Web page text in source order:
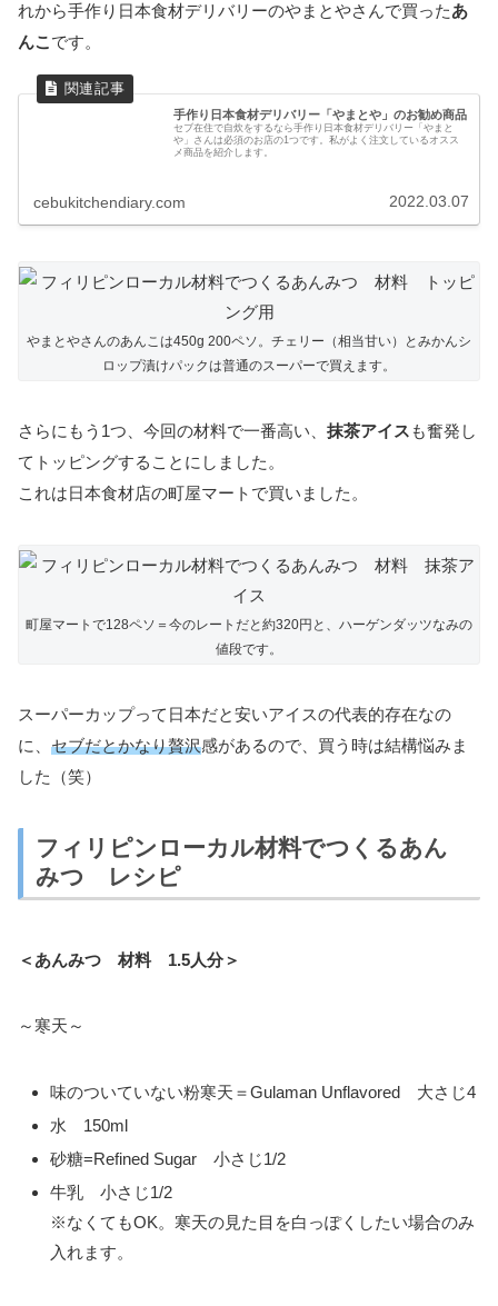
れから手作り日本食材デリバリーのやまとやさんで買ったあ
んこです。
手作り日本食材デリバリー「やまとや」のお勧め商品
セブ在住で自炊をするなら手作り日本食材デリバリー「やまと
や」さんは必須のお店の1つです。私がよく注文しているオスス
メ商品を紹介します。
cebukitchendiary.com 2022.03.07
やまとやさんのあんこは450g 200ペソ。チェリー（相当甘い）とみかんシ
ロップ漬けパックは普通のスーパーで買えます。
さらにもう1つ、今回の材料で一番高い、 抹茶アイス も奮発し
てトッピングすることにしました。
これは日本食材店の町屋マートで買いました。
町屋マートで128ペソ＝今のレートだと約320円と、ハーゲンダッツなみの
値段です。
スーパーカップって日本だと安いアイスの代表的存在なの
に、 セブだとかなり贅沢感があるので、買う時は結構悩みま
した（笑）
フィリピンローカル材料でつくるあん
みつ レシピ
＜あんみつ 材料 1.5人分＞
～寒天～
味のついていない粉寒天＝Gulaman Unflavored 大さじ4
水 150ml
砂糖=Refined Sugar 小さじ1/2
牛乳 小さじ1/2
※なくてもOK。寒天の見た目を白っぽくしたい場合のみ
入れます。